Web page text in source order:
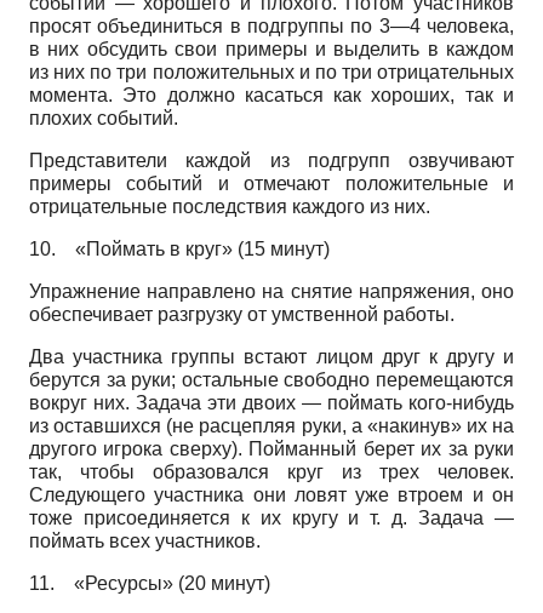
просят объединиться в подгруппы по 3—4 человека,
в них обсудить свои примеры и выделить в каждом
из них по три положительных и по три отрицательных
момента. Это должно касаться как хороших, так и
плохих событий.
Представители каждой из подгрупп озвучивают
примеры событий и отмечают положительные и
отрицательные последствия каждого из них.
10. «Поймать в круг» (15 минут)
Упражнение направлено на снятие напряжения, оно
обеспечивает разгрузку от умственной работы.
Два участника группы встают лицом друг к другу и
берутся за руки; остальные свободно перемещаются
вокруг них. Задача эти двоих — поймать кого-нибудь
из оставшихся (не расцепляя руки, а «накинув» их на
другого игрока сверху). Пойманный берет их за руки
так, чтобы образовался круг из трех человек.
Следующего участника они ловят уже втроем и он
тоже присоединяется к их кругу и т. д. Задача —
поймать всех участников.
11. «Ресурсы» (20 минут)